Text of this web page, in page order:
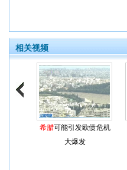
相关视频
希腊可能引发欧债危机
大爆发